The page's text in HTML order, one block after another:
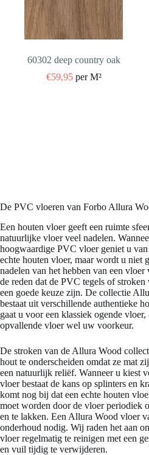
60302 deep country oak
€59,95per M²
De PVC vloeren van Forbo Allura
Een houten vloer geeft een ruimte
natuurlijke vloer veel nadelen.
hoogwaardige PVC vloer geniet u
echte houten vloer, maar wordt u niet
nadelen van het hebben van een
de reden dat de PVC tegels of
een goede keuze zijn. De collectie
bestaat uit verschillende authentieke
gaat u voor een klassiek ogende vloer,
opvallende vloer wel uw voorkeur.
De stroken van de Allura Wood
hout te onderscheiden omdat ze mat
een natuurlijk reliëf. Wanneer u kiest
vloer bestaat de kans op splinters en
komt nog bij dat een echte houten
moet worden door de vloer periodiek
en te lakken. Een Allura Wood vloer
onderhoud nodig. Wij raden het aan
vloer regelmatig te reinigen met een
en vuil tijdig te verwijderen.